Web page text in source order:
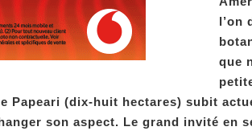
l’on
que
Papeari (dix-huit hectares) subit
son aspect. Le grand invité en